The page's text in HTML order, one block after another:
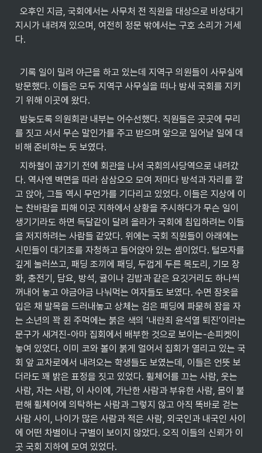
지시가 내려져 있으며, 여전히 정문 밖에서는 구호 소리가 거세
다.
방문했다. 이들은 모두 지역구 사무실을 떠나 밤새 국회를 지키
기 위해 이곳에 왔다.
를 짓고 서서 무슨 말인가를 주고 받으며 앞으로 일어날 일에 대
비해 준비하는 듯 보였다.
다. 역사엔 벽면을 따라 삼삼오오 모여 저마다 방석과 자리를 깔
고 앉아, 그들 역시 무언가를 기다리고 있었다. 이들은 지상에 이
는 찬바람을 피해 이곳 지하에서 상황을 주시하다가 무슨 일이
생기기라도 하면 득달같이 달려 올라가 국회에 침입하려는 이들
을 저지하려는 사람들 같았다. 위에는 국회 직원들이 아래에는
시민들이 대기조를 자청하고 들어앉아 있는 셈이었다. 털모자를
깊게 눌러쓰고, 패딩 조끼에 패딩, 두껍게 두른 목도리, 기모 장
화, 충전기, 담요, 방석, 귤이나 김밥과 같은 요깃거리도 하나씩
꺼내어 놓고 야금야금 나눠먹는 여자들도 보였다. 수면 잠옷을
입은 채 발목을 드러내놓고 상체는 검은 패딩에 파묻혀 잠을 자
는 소년의 꽉 쥔 주먹에는 붉은 색의 ‘내란죄 윤석열 퇴진’이라는
문구가 새겨진-아마 집회에서 배부한 것으로 보이는-손피켓이
놓여 있었다. 이미 코와 볼이 붉게 얼어서 집회가 열리고 있는 국
회 앞 교차로에서 내려오는 학생들도 보였는데, 이들은 언뜻 보
더라도 꽤 밝은 표정을 짓고 있었다. 휠체어를 끄는 사람, 웃는
사람, 자는 사람, 이 사이에, 가난한 사람과 부유한 사람, 몸이 불
편해 휠체어에 의탁하는 사람과 그렇지 않고 아직 똑바로 걷는
사람 사이, 나이가 많은 사람과 적은 사람, 외국인과 내국인 사이
에 어떤 차별이나 구별이 보이지 않았다. 오직 이들의 신뢰가 이
곳 국회 지하에 모여 있었다.